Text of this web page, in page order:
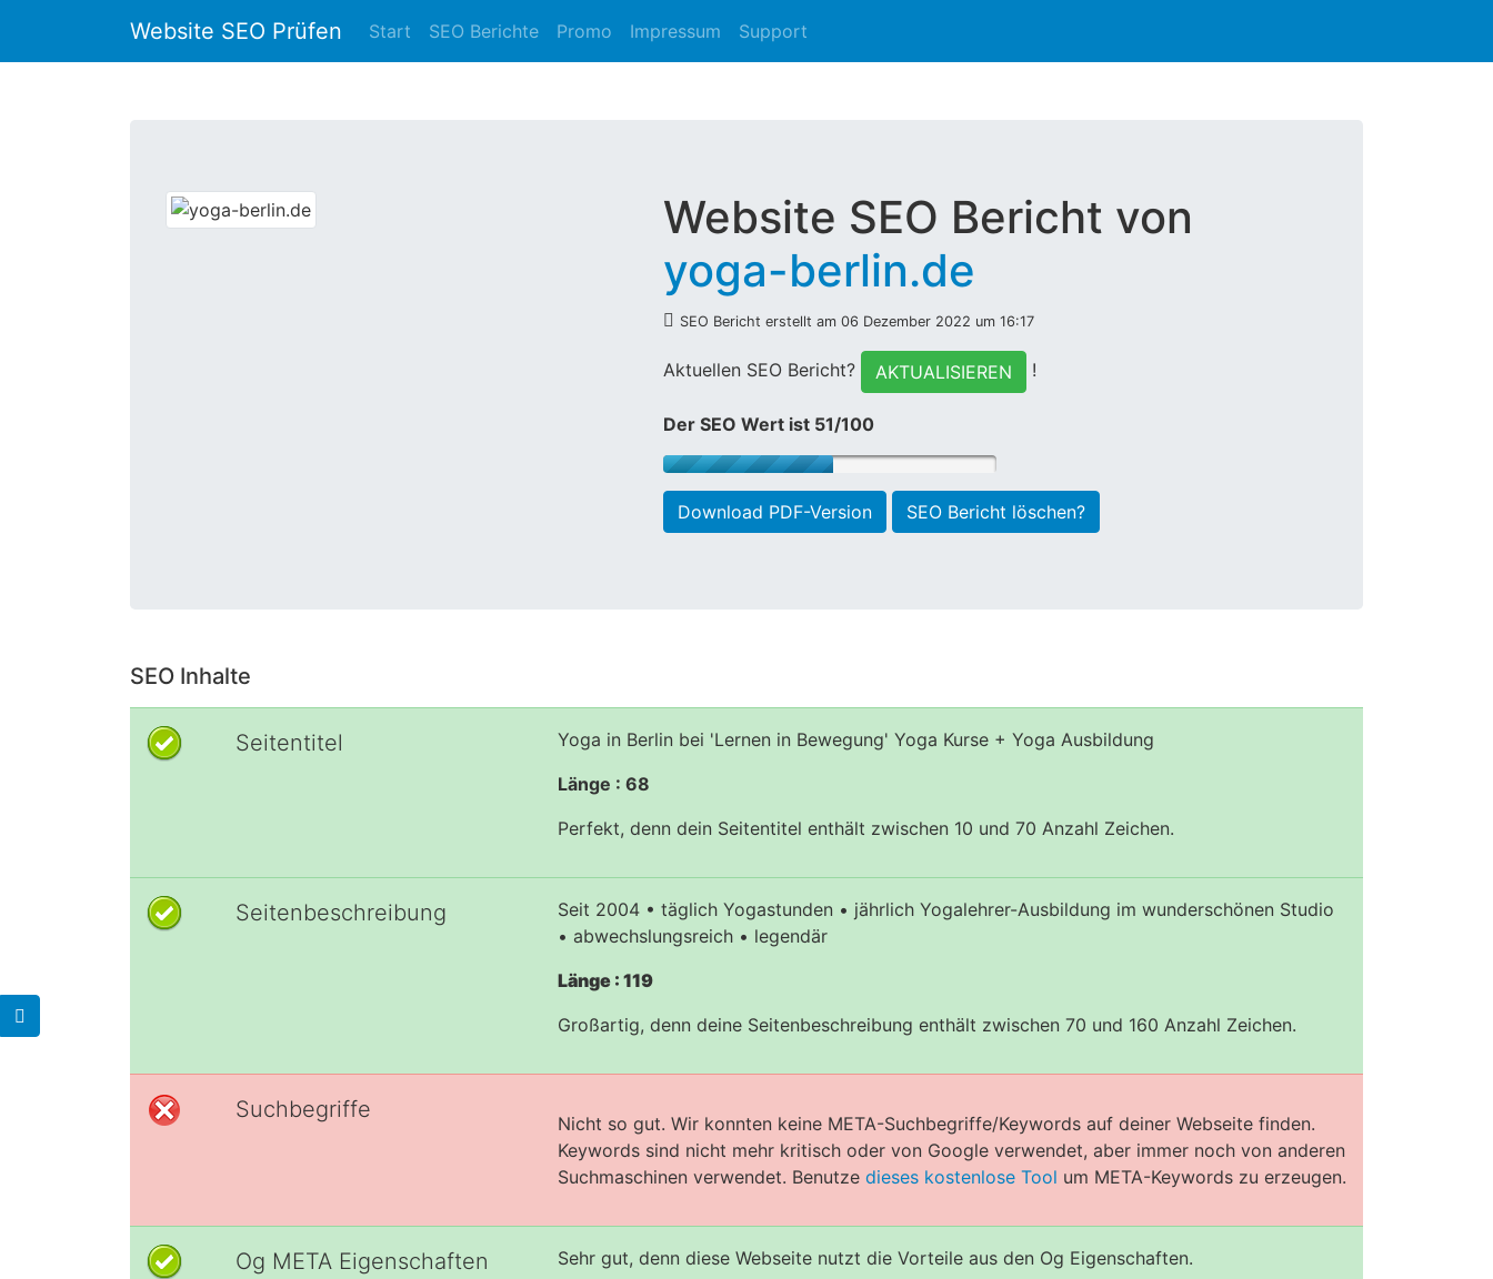
Website SEO Prüfen Start SEO Berichte Promo Impressum Support
Website SEO Bericht von
yoga-berlin.de
SEO Bericht erstellt am 06 Dezember 2022 um 16:17
Aktuellen SEO Bericht? AKTUALISIEREN !
Der SEO Wert ist 51/100
Download PDF-Version SEO Bericht löschen?
SEO Inhalte
Seitentitel
Yoga in Berlin bei 'Lernen in Bewegung' Yoga Kurse + Yoga Ausbildung
Länge : 68
Perfekt, denn dein Seitentitel enthält zwischen 10 und 70 Anzahl Zeichen.
Seitenbeschreibung
Seit 2004 • täglich Yogastunden • jährlich Yogalehrer-Ausbildung im wunderschönen Studio
• abwechslungsreich • legendär
Länge : 119
Großartig, denn deine Seitenbeschreibung enthält zwischen 70 und 160 Anzahl Zeichen.
Suchbegriffe
Nicht so gut. Wir konnten keine META-Suchbegriffe/Keywords auf deiner Webseite finden.
Keywords sind nicht mehr kritisch oder von Google verwendet, aber immer noch von anderen
Suchmaschinen verwendet. Benutze dieses kostenlose Tool um META-Keywords zu erzeugen.
Og META Eigenschaften Sehr gut, denn diese Webseite nutzt die Vorteile aus den Og Eigenschaften.